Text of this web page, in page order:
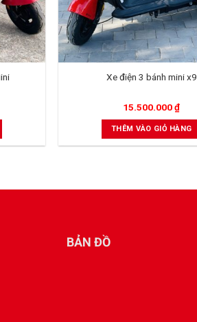
Xe điện 3 bánh mini x9
15.500.000₫
THÊM VÀO GIỎ HÀNG
BẢN ĐỒ